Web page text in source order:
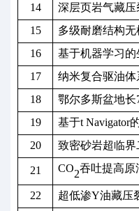
14
深层页岩气藏
15
多级耐磨结构无
16
基于机器学习
17
纳米复合驱油
18
鄂尔多斯盆地长
19
基于t Navigator
20
致密砂岩超临
21 CO2吞吐提高原
22 超低渗Y油藏压